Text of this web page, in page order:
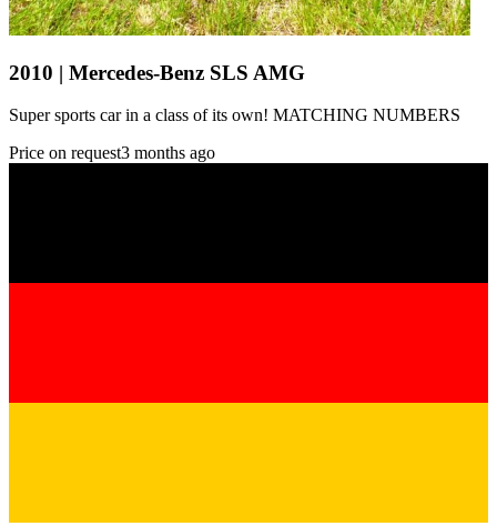
2010 | Mercedes-Benz SLS AMG
Super sports car in a class of its own! MATCHING NUMBERS
Price on request3 months ago